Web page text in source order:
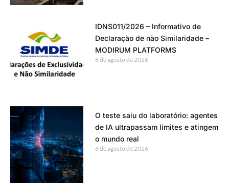
IDNS011/2026 – Informativo de
Declaração de não Similaridade –
MODIRUM PLATFORMS
6 de agosto de 2026
O teste saiu do laboratório: agentes
de IA ultrapassam limites e atingem
o mundo real
6 de agosto de 2026